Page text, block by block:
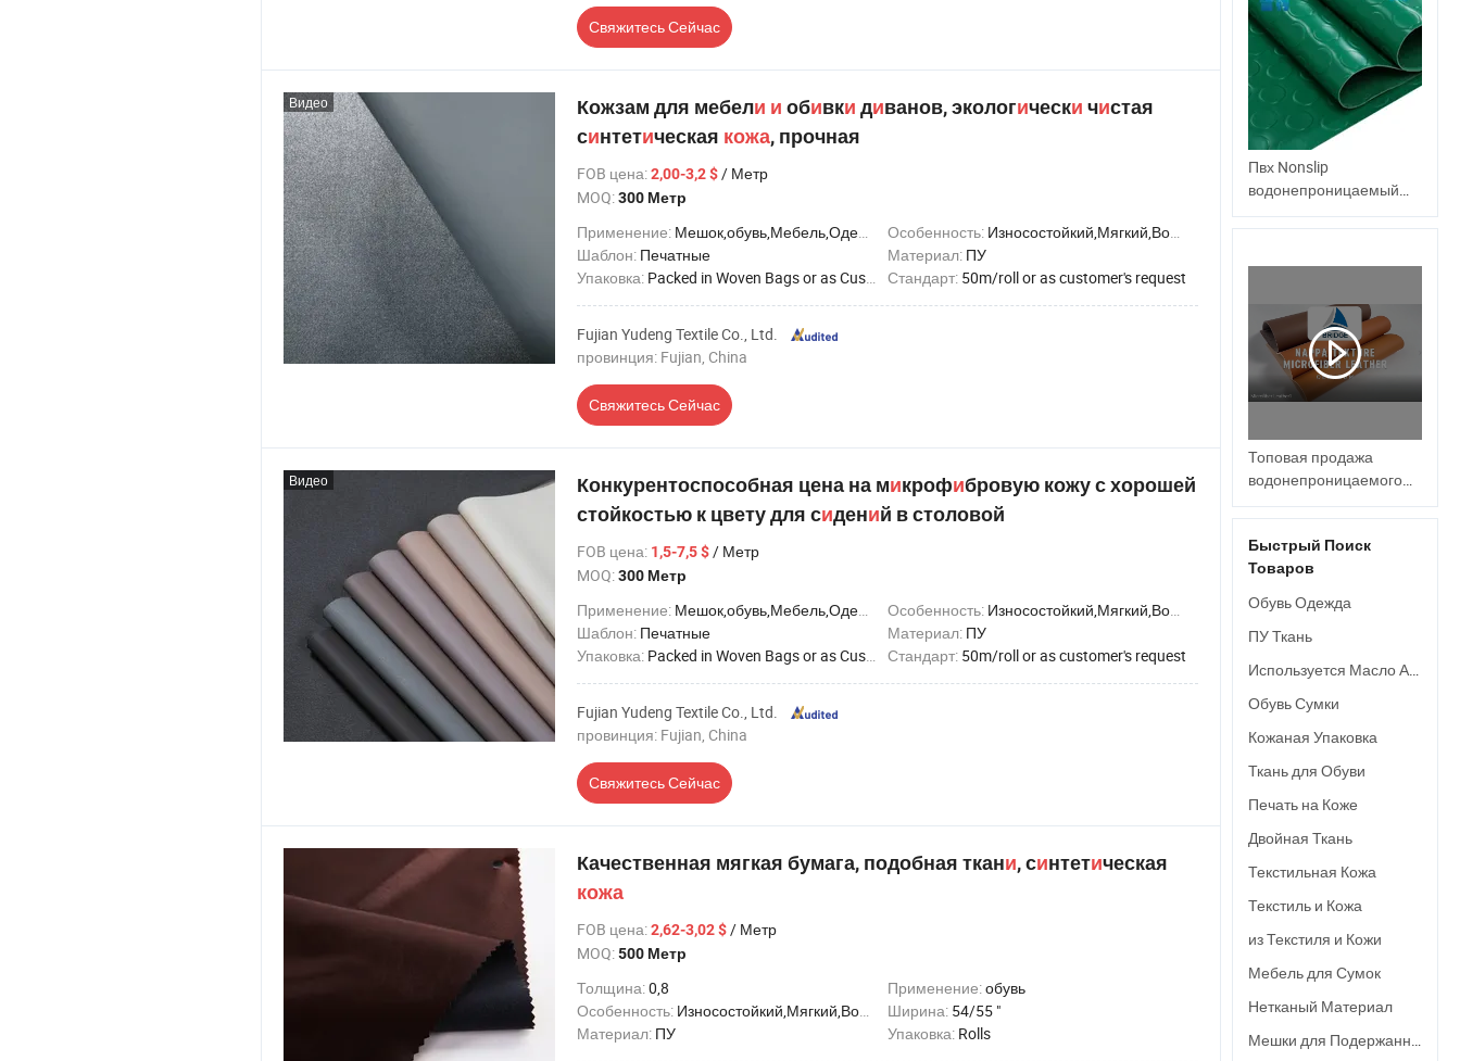
Свяжитесь Сейчас
Кожзам для мебели и обивки диванов, экологически чистая
синтетическая кожа, прочная
FOB цена:2,00-3,2 $/ Метр
MOQ:300 Метр
Применение: Мешок,обувь,Мебель,Одежда,Декоративный,Автомобильное сиденье,Домашний текстиль,Перчатки,Блокнот,Футбол,Подкладка,Ремень,Гольф,Плащ Особенность: Износостойкий,Мягкий,Водонепроницаемый,Эластичный,Анти-роса
Шаблон: Печатные Материал: ПУ
Упаковка: Packed in Woven Bags or as Customer's Request Стандарт: 50m/roll or as customer's request
Fujian Yudeng Textile Co., Ltd.
провинция: Fujian, China
Свяжитесь Сейчас
Видео
Конкурентоспособная цена на микрофибровую кожу с хорошей
стойкостью к цвету для сидений в столовой
FOB цена: 1,5-7,5 $/ Метр
MOQ:300 Метр
Применение: Мешок,обувь,Мебель,Одежда,Декоративный,Автомобильное сиденье,Домашний текстиль,Перчатки,Блокнот,Футбол,Подкладка,Ремень,Гольф,Плащ Особенность: Износостойкий,Мягкий,Водонепроницаемый,Эластичный,Анти-роса
Шаблон: Печатные Материал: ПУ
Упаковка: Packed in Woven Bags or as Customer's Request Стандарт: 50m/roll or as customer's request
Fujian Yudeng Textile Co., Ltd.
провинция: Fujian, China
Свяжитесь Сейчас
Видео
Качественная мягкая бумага, подобная ткани, синтетическая
кожа
FOB цена:2,62-3,02 $/ Метр
MOQ:500 Метр
Толщина:0,8 Применение:обувь
Особенность: Износостойкий,Мягкий,Водонепроницаемый,Эластичный,Анти-роса Ширина: 54/55 "
Материал: ПУ Упаковка: Rolls
из винилового
материала для рюкзака
Пвх Nonslip
водонепроницаемый
виниловый пол
Топовая продажа
водонепроницаемого
PU искусственного
микрофибрового
кожзаменителя для
обувного материала
Быстрый Поиск
Товаров
Обувь Одежда
ПУ Ткань
Используется Масло Автомобиля
Обувь Сумки
Кожаная Упаковка
Ткань для Обуви
Печать на Коже
Двойная Ткань
Текстильная Кожа
Текстиль и Кожа
из Текстиля и Кожи
Мебель для Сумок
Нетканый Материал
Мешки для Подержанной Одежды